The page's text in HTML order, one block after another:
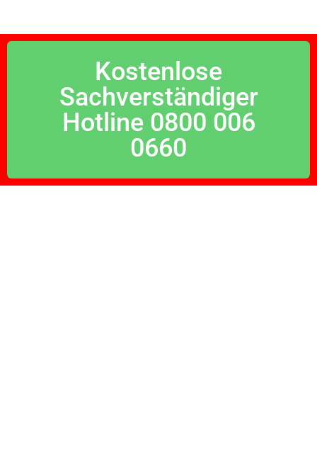
Kostenlose
Sachverständiger
Hotline 0800 006
0660